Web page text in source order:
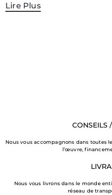
Lire Plus
CONSEILS
Nous vous accompagnons dans toutes
l’œuvre,
Nous vous livrons dans le monde
réseau de